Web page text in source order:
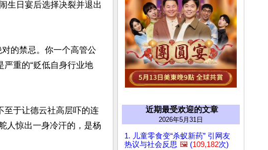
生日宴后选择决裂并退出
的禁忌。你一个高管公
严重的“贬低自身行业地
至于让德云社高层吓的连
人惊出一身冷汗的，是杨
近期最受欢迎的文章
2026年5月31日
1. 儿童零食变“杀蚁新药” 引网友
热议与社会反思 🖼️ (109,182次)